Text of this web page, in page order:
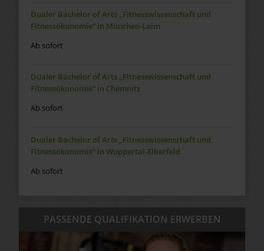
Dualer Bachelor of Arts „Fitnesswissenschaft und
Fitnessökonomie“ in München-Laim
Ab sofort
Dualer Bachelor of Arts „Fitnesswissenschaft und
Fitnessökonomie“ in Chemnitz
Ab sofort
Dualer Bachelor of Arts „Fitnesswissenschaft und
Fitnessökonomie“ in Wuppertal-Elberfeld
Ab sofort
PASSENDE QUALIFIKATION ERWERBEN